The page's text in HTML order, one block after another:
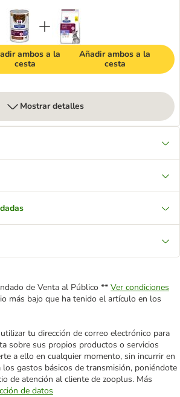
ambos a la
cesta
Añadir ambos a la
cesta
Mostrar detalles
de Venta al Público ** Ver condiciones
más bajo que ha tenido el artículo en los
tu dirección de correo electrónico para
sobre sus propios productos o servicios
a ello en cualquier momento, sin incurrir en
gastos básicos de transmisión, poniéndote
de atención al cliente de zooplus. Más
de datos